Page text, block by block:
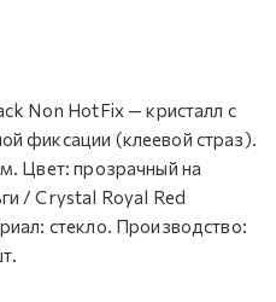
Non HotFix — кристалл с
фиксации (клеевой страз).
Цвет: прозрачный на
/ Crystal Royal Red
стекло. Производство: